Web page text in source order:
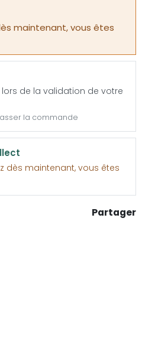
maintenant, vous êtes
de la validation de votre
la commande
dès maintenant, vous êtes
Partager